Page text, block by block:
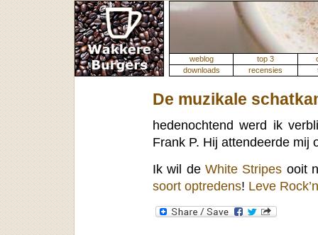
weblog top 3
downloads
recensies
De muzikale
hedenochtend werd ik
Frank P. Hij attendeerde mij
Ik wil de White Stripes ooit
soort optredens! Leve